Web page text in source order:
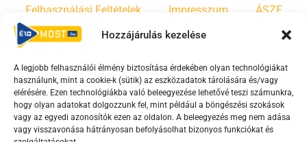
Hozzájárulás kezelése
A legjobb felhasználói élmény biztosítása érdekében olyan technológiákat
használunk, mint a cookie-k (sütik) az eszközadatok tárolására és/vagy
elérésére. Ezen technológiákba való beleegyezése lehetővé teszi számunkra,
hogy olyan adatokat dolgozzunk fel, mint például a böngészési szokások
vagy az egyedi azonosítók ezen az oldalon. A beleegyezés meg nem adása
vagy visszavonása hátrányosan befolyásolhat bizonyos funkciókat és
Felhasználási Feltételek Impresszum ÁSZF
Irányelvek Moderálási szabályzat
F
a
c
Y
o
u
T
i
k